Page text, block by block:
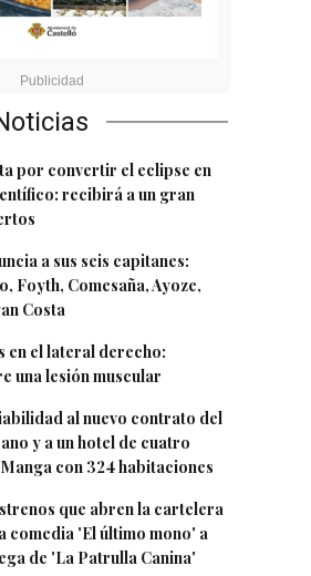
por convertir el eclipse en
recibirá a un gran
a sus seis capitanes:
Foyth, Comesaña, Ayoze,
Costa
en el lateral derecho:
una lesión muscular
al nuevo contrato del
y a un hotel de cuatro
con 324 habitaciones
que abren la cartelera
comedia 'El último mono' a
de 'La Patrulla Canina'